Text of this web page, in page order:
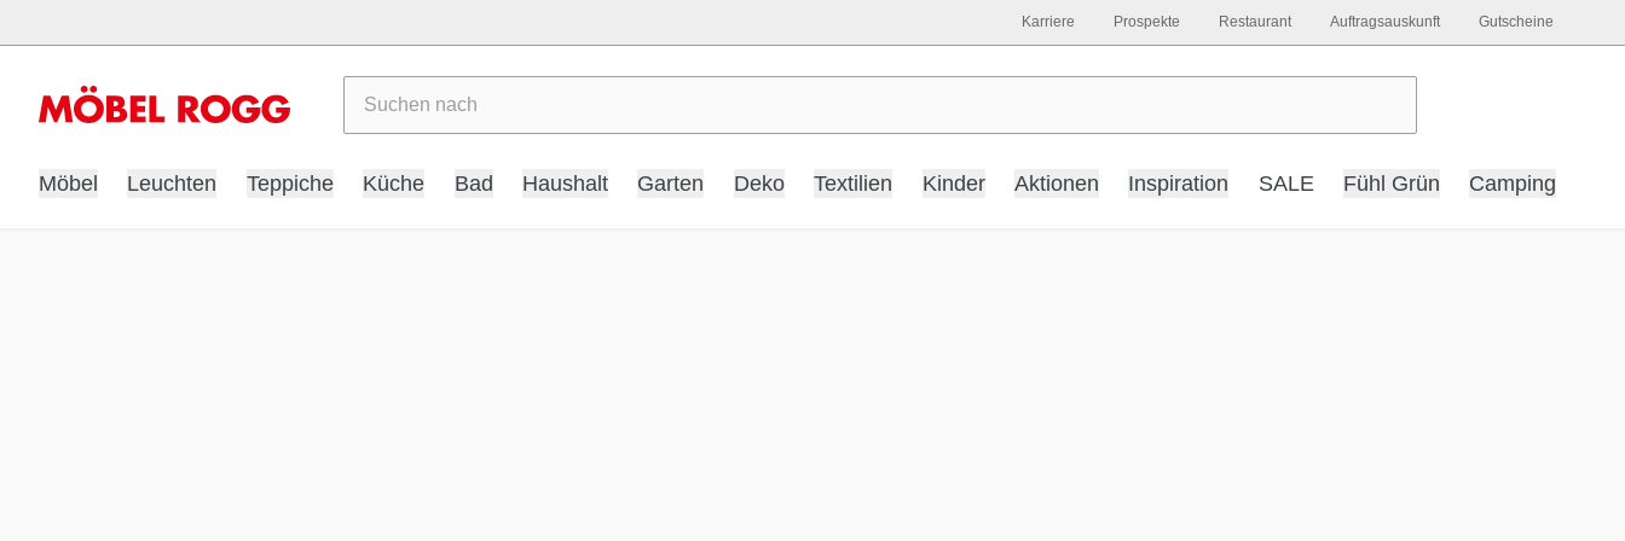
Möbel Leuchten Teppiche Küche Bad Haushalt Garten Deko Textilien Kinder Aktionen Inspiration SALE Fühl Grün Camping
Karriere Prospekte Restaurant Auftragsauskunft Gutscheine